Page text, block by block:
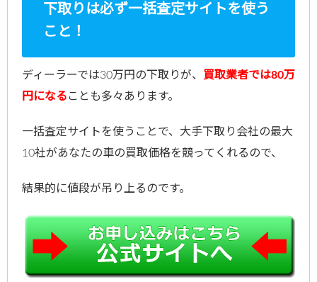
下取りは必ず一括査定サイトを使う
こと！
ディーラーでは30万円の下取りが、 買取業者では80万
円になる ことも多々あります。
一括査定サイトを使うことで、大手下取り会社の最大
10社があなたの車の買取価格を競ってくれるので、
結果的に値段が吊り上るのです。